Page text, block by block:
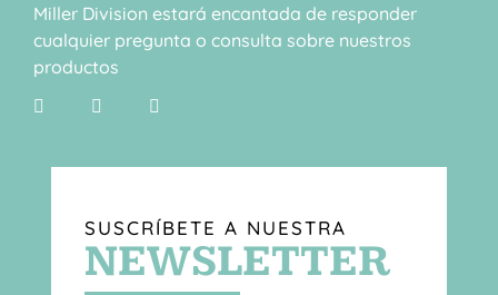
Miller Division estará encantada de responder
cualquier pregunta o consulta sobre nuestros
productos
SUSCRÍBETE A NUESTRA
NEWSLETTER